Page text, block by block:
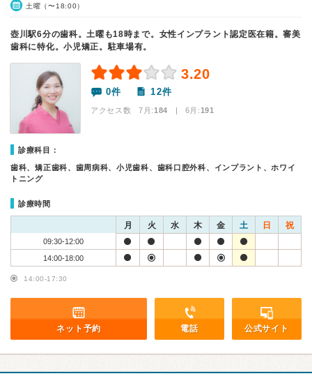
土曜（〜18:00）
壺川駅6分の歯科。土曜も18時まで。女性インプラント認定医在籍。審美
歯科に特化。小児矯正。駐車場有。
3.20
0件 12件
アクセス数 7月:184 | 6月:191
診療科目：
歯科、矯正歯科、歯周病科、小児歯科、歯科口腔外科、インプラント、ホワイ
トニング
診療時間
月 火 水 木 金 土 日 祝
09:30-12:00
14:00-18:00
14:00-17:30
ネット予約 電話 公式サイト